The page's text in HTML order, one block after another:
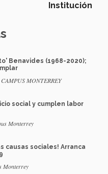
Institución
Benavides (1968-2020);
MONTERREY
social y cumplen labor
Monterrey
causas sociales! Arranca
Monterrey